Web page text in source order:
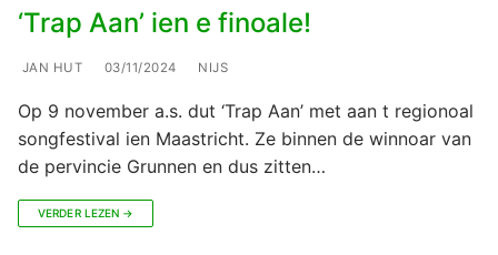
‘Trap Aan’ ien e finoale!
JAN HUT 03/11/2024 NIJS
Op 9 november a.s. dut ‘Trap Aan’ met aan t regionoal
songfestival ien Maastricht. Ze binnen de winnoar van
de pervincie Grunnen en dus zitten…
VERDER LEZEN →